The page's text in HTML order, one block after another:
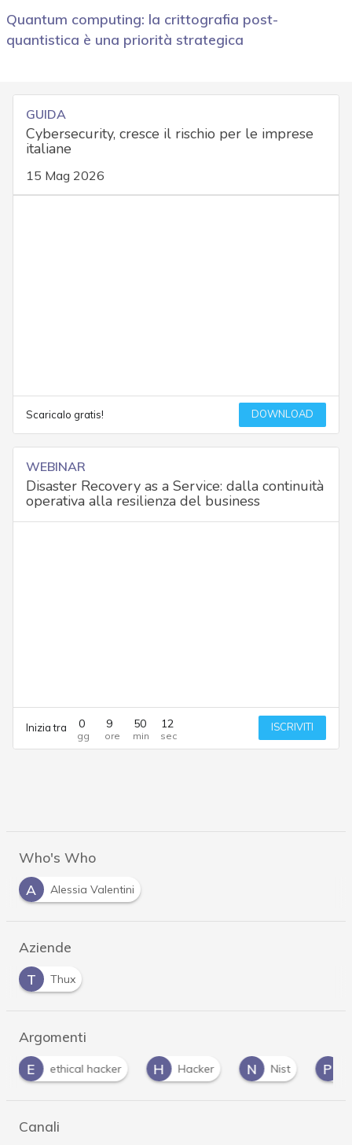
Quantum computing: la crittografia post-
quantistica è una priorità strategica
GUIDA
Cybersecurity, cresce il rischio per le imprese
italiane
15 Mag 2026
Scaricalo gratis! DOWNLOAD
WEBINAR
Disaster Recovery as a Service: dalla continuità
operativa alla resilienza del business
Inizia tra 0 9 50 12 ISCRIVITI
Who's Who
A
Alessia Valentini
Aziende
T
Thux
Argomenti
H
Hacker N Nist P password
Canali